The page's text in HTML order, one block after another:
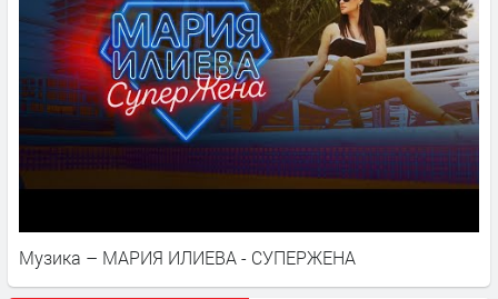
Музика – МАРИЯ ИЛИЕВА - СУПЕРЖЕНА